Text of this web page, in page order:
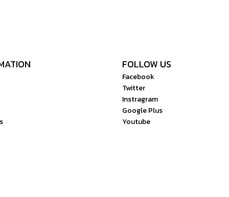
FOLLOW US
Facebook
Twitter
Instragram
Google Plus
Youtube